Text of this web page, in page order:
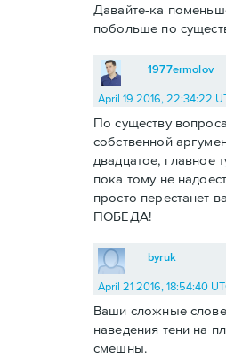
Давайте-ка
побольше по
1977ermolov
April 19 2016, 22:34:22
По существу
собственной
двадцатое, главное
пока тому не
просто перестанет
ПОБЕДА!
byruk
April 21 2016, 18:54:40
Ваши сложные
наведения тени на
смешны.